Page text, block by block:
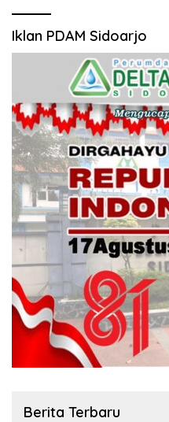
Iklan PDAM Sidoarjo
Berita Terbaru